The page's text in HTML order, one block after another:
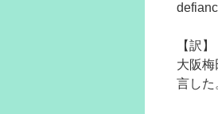
【訳】
大阪
言した